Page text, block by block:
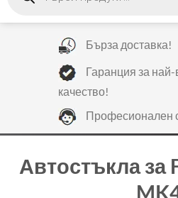
Бърза доставка!
Гаранция за най-
качество!
Професионален
Автостъкла за